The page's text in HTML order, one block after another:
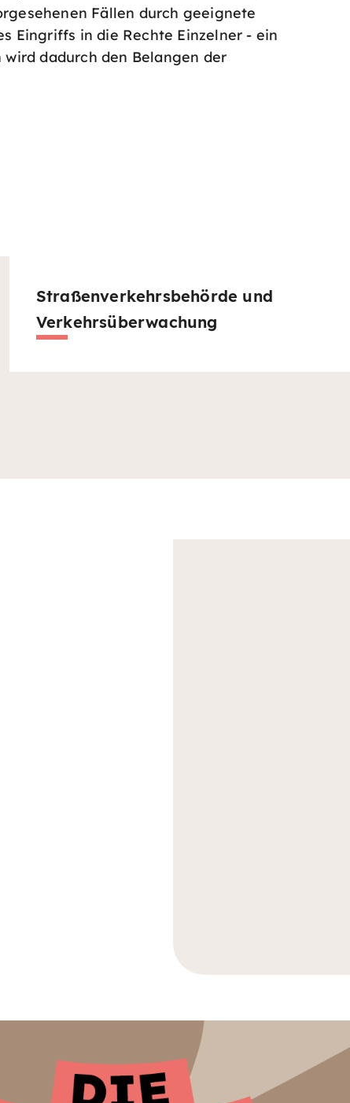
Fällen durch geeignete
Eingriffs in die Rechte Einzelner - ein
dadurch den Belangen der
Straßenverkehrsbehörde und
Verkehrsüberwachung